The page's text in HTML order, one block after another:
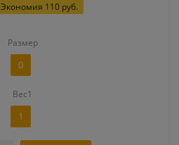
Экономия 110 руб.
Размер
0
Вес1
1